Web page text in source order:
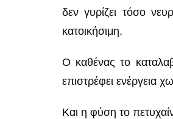
δεν γυρίζει τόσο
κατοικήσιμη.
Ο καθένας το
επιστρέφει ενέργεια
Και η φύση το